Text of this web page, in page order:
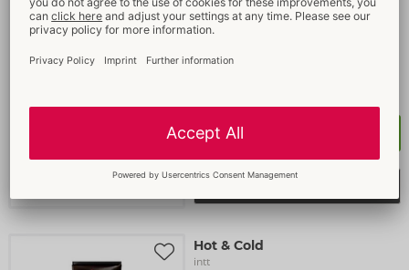
intt
Produkt wycofany
Wybieranie list zakupów
Hot & Cold
intt